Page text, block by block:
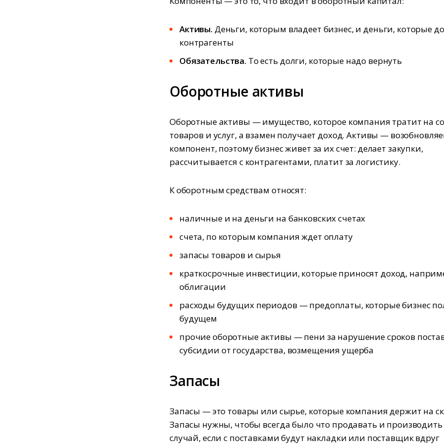
Активы. Деньги, которым владеет бизнес, и деньги, которые
контрагенты
Обязательства. То есть долги, которые надо вернуть
Оборотные активы
Оборотные активы — имущество, которое компания тратит на
товаров и услуг, а взамен получает доход. Активы —
компонент, поэтому бизнес живет за их счет: делает закупки,
рассчитывается с контрагентами, платит за логистику.
К оборотным средствам относят:
наличные и на деньги на банковских счетах
счета, по которым компания ждет оплату
запасы товаров и сырья
краткосрочные инвестиции, которые приносят доход,
облигации
расходы будущих периодов — предоплаты, которые бизнес
будущем
прочие оборотные активы — пени за нарушение сроков
субсидии от государства, возмещения ущерба
Запасы
Запасы — это товары или сырье, которые компания держит на
Запасы нужны, чтобы всегда было что продавать и
случай, если с поставками будут накладки или поставщик вдруг